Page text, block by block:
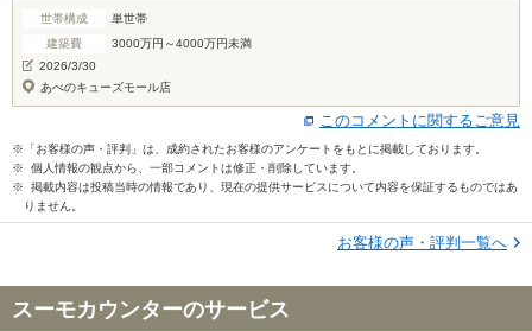
世帯構成
単世帯
建築費
3000万円～4000万円未満
2026/3/30
あべのキューズモール店
このコメントに関するご意見
※「お客様の声・評判」は、成約されたお客様のアンケートをもとに掲載しております。
※ 個人情報の観点から、一部コメントは修正・削除しています。
※ 掲載内容は投稿当時の情報であり、現在の提供サービスについて内容を保証するものではあ
りません。
お客様の声・評判一覧へ
スーモカウンターのサービス